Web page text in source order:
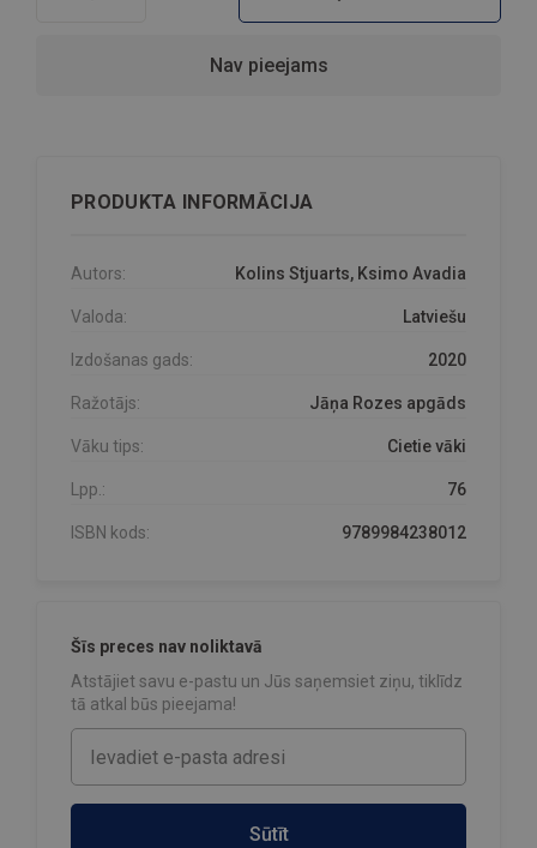
Nav pieejams
PRODUKTA INFORMĀCIJA
Autors: Kolins Stjuarts, Ksimo Avadia
Valoda: Latviešu
Izdošanas gads: 2020
Ražotājs: Jāņa Rozes apgāds
Vāku tips: Cietie vāki
Lpp.: 76
ISBN kods: 9789984238012
Šīs preces nav noliktavā
Atstājiet savu e-pastu un Jūs saņemsiet ziņu, tiklīdz
tā atkal būs pieejama!
Sūtīt